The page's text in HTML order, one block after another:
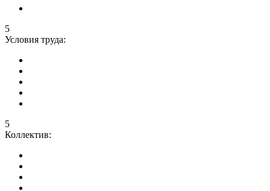
5
Условия труда:
5
Коллектив: